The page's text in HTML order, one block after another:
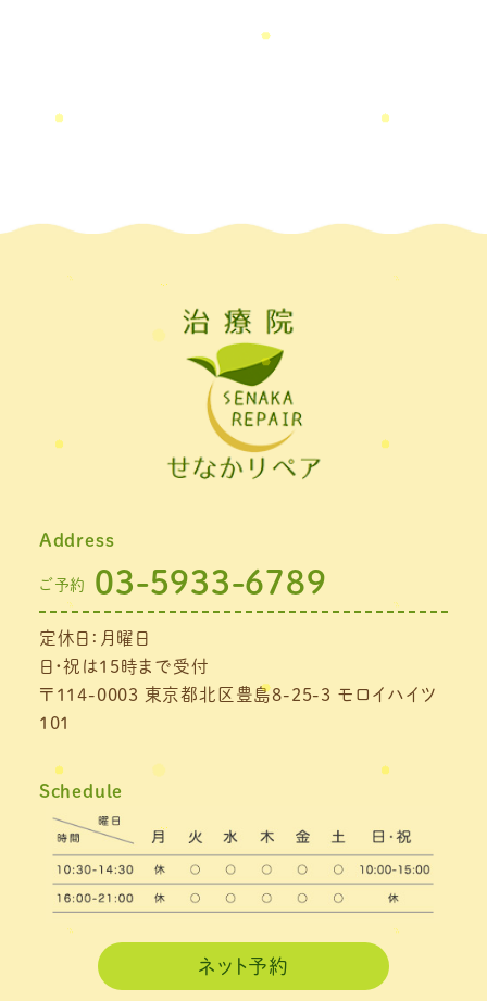
Address
ご予約 03-5933-6789
定休日：月曜日
日・祝は15時まで受付
〒114-0003 東京都北区豊島8-25-3 モロイハイツ
101
Schedule
ネット予約